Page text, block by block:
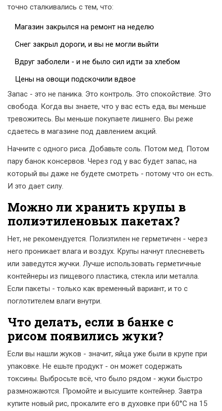
точно сталкивались с тем, что:
Магазин закрылся на ремонт на неделю
Снег закрыл дороги, и вы не могли выйти
Вдруг заболели - и не было сил идти за хлебом
Цены на овощи подскочили вдвое
Запас - это не паника. Это контроль. Это спокойствие. Это
свобода. Когда вы знаете, что у вас есть еда, вы меньше
тревожитесь. Вы меньше покупаете лишнего. Вы реже
сдаетесь в магазине под давлением акций.
Начните с одного риса. Добавьте соль. Потом мед. Потом
пару банок консервов. Через год у вас будет запас, на
который вы даже не будете смотреть - потому что он есть.
И это дает силу.
Можно ли хранить крупы в
полиэтиленовых пакетах?
Нет, не рекомендуется. Полиэтилен не герметичен - через
него проникает влага и воздух. Крупы начнут плесневеть
или заведутся жучки. Лучше использовать герметичные
контейнеры из пищевого пластика, стекла или металла.
Если пакеты - только как временный вариант, и то с
поглотителем влаги внутри.
Что делать, если в банке с
рисом появились жуки?
Если вы нашли жуков - значит, яйца уже были в крупе при
упаковке. Не ешьте продукт - он может содержать
токсины. Выбросьте всё, что было рядом - жуки быстро
размножаются. Промойте и высушите контейнер. Завтра
купите новый рис, прокалите его в духовке при 60°C на 15